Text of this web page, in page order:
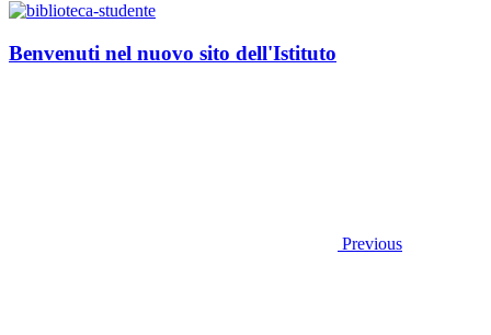
Benvenuti nel nuovo sito dell'Istituto
Previous